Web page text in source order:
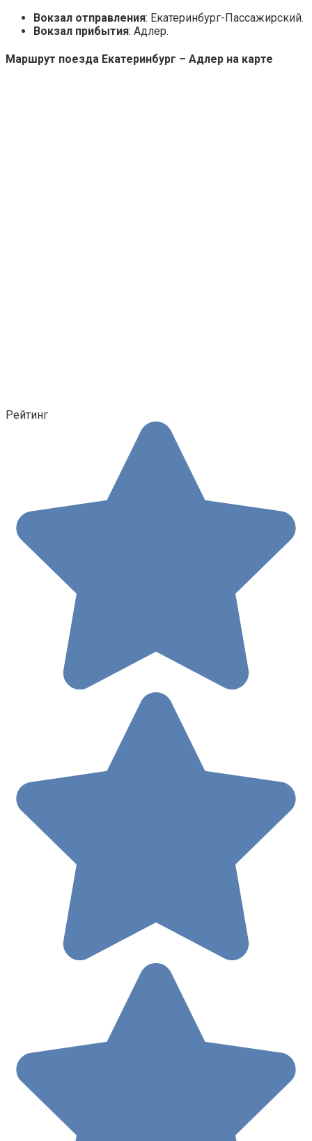
Вокзал отправления: Екатеринбург-Пассажирский.
Вокзал прибытия: Адлер.
Маршрут поезда Екатеринбург – Адлер на карте
Рейтинг